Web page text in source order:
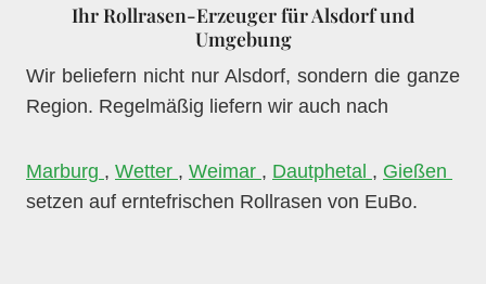
Ihr Rollrasen-Erzeuger für Alsdorf und
Umgebung
Wir beliefern nicht nur Alsdorf, sondern die ganze
Region. Regelmäßig liefern wir auch nach
Marburg , Wetter , Weimar , Dautphetal , Gießen
setzen auf erntefrischen Rollrasen von EuBo.